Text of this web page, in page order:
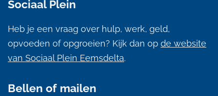
g
m
Sociaal Plein
Heb je een vraag over hulp, werk, geld,
opvoeden of opgroeien? Kijk dan op de website
van Sociaal Plein Eemsdelta.
Bellen of mailen